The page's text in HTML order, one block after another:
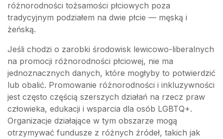
różnorodności tożsamości płciowych poza
tradycyjnym podziałem na dwie płcie — męską i
żeńską.
Jeśli chodzi o zarobki środowisk lewicowo-liberalnych
na promocji różnorodności płciowej, nie ma
jednoznacznych danych, które mogłyby to potwierdzić
lub obalić. Promowanie różnorodności i inkluzywności
jest często częścią szerszych działań na rzecz praw
człowieka, edukacji i wsparcia dla osób LGBTQ+.
Organizacje działające w tym obszarze mogą
otrzymywać fundusze z różnych źródeł, takich jak